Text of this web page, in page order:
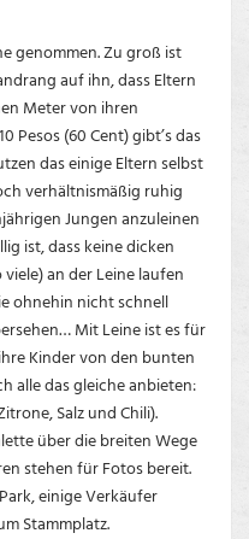
genommen. Zu groß ist
auf ihn, dass Eltern
Meter von ihren
Pesos (60 Cent) gibt’s das
das einige Eltern selbst
verhältnismäßig ruhig
Jungen anzuleinen
ist, dass keine dicken
an der Leine laufen
ohnehin nicht schnell
Mit Leine ist es für
Kinder von den bunten
alle das gleiche anbieten:
Salz und Chili).
über die breiten Wege
stehen für Fotos bereit.
einige Verkäufer
Stammplatz.